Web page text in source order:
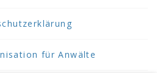
für Anwälte